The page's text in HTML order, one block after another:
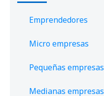
Emprendedores
Micro empresas
Pequeñas empresas
Medianas empresas